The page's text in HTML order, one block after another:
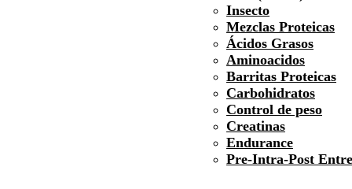
Insecto
Mezclas Proteicas
Ácidos Grasos
Aminoacidos
Barritas Proteicas
Carbohidratos
Control de peso
Creatinas
Endurance
Pre-Intra-Post